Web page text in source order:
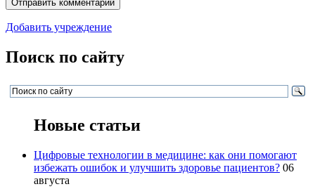
Добавить учреждение
Поиск по сайту
Новые статьи
Цифровые технологии в медицине: как они помогают
избежать ошибок и улучшить здоровье пациентов? 06
августа